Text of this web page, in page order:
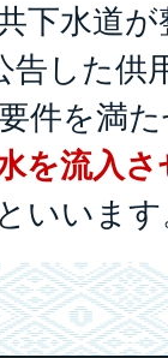
下水道
した供
件を満
を流入
いいま